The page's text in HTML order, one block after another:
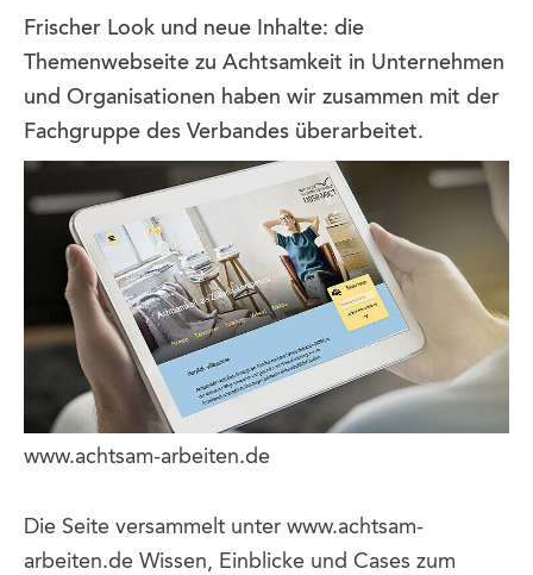
Frischer Look und neue Inhalte: die
Themenwebseite zu Achtsamkeit in Unternehmen
und Organisationen haben wir zusammen mit der
Fachgruppe des Verbandes überarbeitet.
www.achtsam-arbeiten.de
Die Seite versammelt unter www.achtsam-
arbeiten.de Wissen, Einblicke und Cases zum